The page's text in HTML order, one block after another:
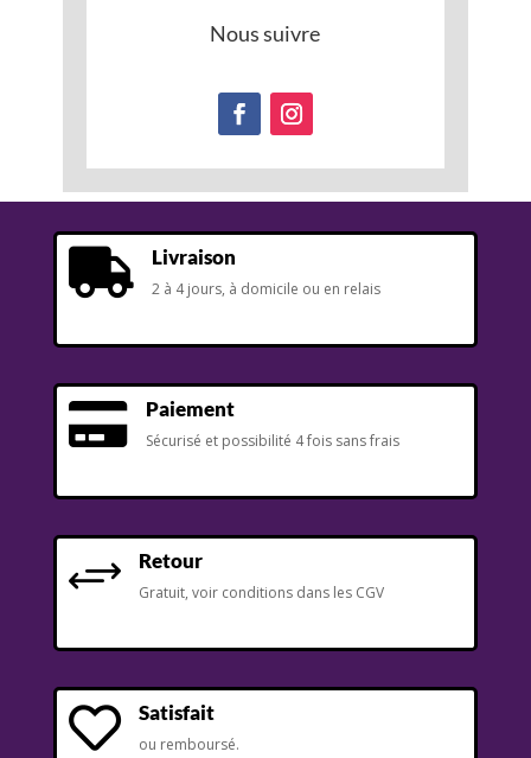
Nous suivre
 Livraison
2 à 4 jours, à domicile ou en relais
 Paiement
Sécurisé et possibilité 4 fois sans frais
+ Retour
Gratuit, voir conditions dans les CGV
 Satisfait
ou remboursé.